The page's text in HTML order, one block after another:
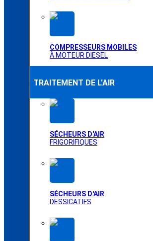
COMPRESSEURS MOBILES
À MOTEUR DIESEL
TRAITEMENT DE L'AIR
SÉCHEURS D'AIR
FRIGORIFIQUES
SÉCHEURS D'AIR
DESSICATIFS